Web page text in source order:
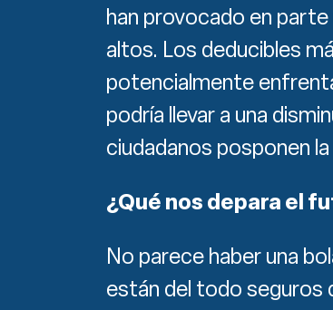
han provocado en parte
altos. Los deducibles
potencialmente
podría llevar a una
ciudadanos posponen
¿Qué nos depara el
No parece haber una
están del todo seguros